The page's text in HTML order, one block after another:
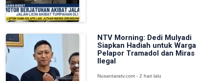
NTV Morning: Dedi Mulyadi
Siapkan Hadiah untuk Warga
Pelapor Tramadol dan Miras
Ilegal
Nusantaratv.com - 2 hari lalu